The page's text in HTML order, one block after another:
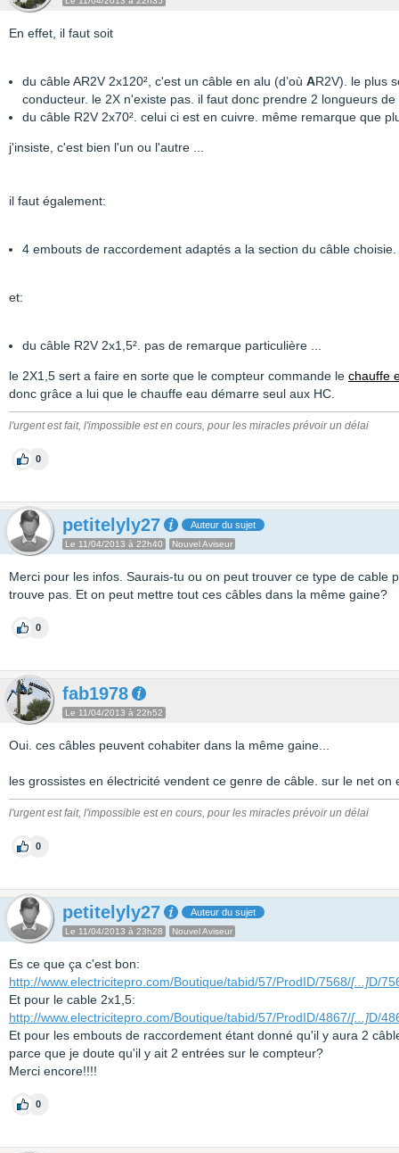
En effet, il faut soit
du câble AR2V 2x120², c'est un câble en alu (d’où AR2V). le plus
conducteur. le 2X n'existe pas. il faut donc prendre 2 longueurs
du câble R2V 2x70². celui ci est en cuivre. même remarque que
j'insiste, c'est bien l'un ou l'autre ...
il faut également:
4 embouts de raccordement adaptés a la section du câble choisie.
et:
du câble R2V 2x1,5². pas de remarque particulière ...
le 2X1,5 sert a faire en sorte que le compteur commande le chauffe
donc grâce a lui que le chauffe eau démarre seul aux HC.
l'urgent est fait, l'impossible est en cours, pour les miracles prévoir un délai
0
petitelyly27 Auteur du sujet
Le 11/04/2013 à 22h40 Nouvel Aviseur
Merci pour les infos. Saurais-tu ou on peut trouver ce type de cable
trouve pas. Et on peut mettre tout ces câbles dans la même gaine?
0
fab1978
Le 11/04/2013 à 22h52
Oui. ces câbles peuvent cohabiter dans la même gaine...
les grossistes en électricité vendent ce genre de câble. sur le net on
l'urgent est fait, l'impossible est en cours, pour les miracles prévoir un délai
0
petitelyly27 Auteur du sujet
Le 11/04/2013 à 23h28 Nouvel Aviseur
Es ce que ça c'est bon:
http://www.electricitepro.com/Boutique/tabid/57/ProdID/7568/[...]D/
Et pour le cable 2x1,5:
http://www.electricitepro.com/Boutique/tabid/57/ProdID/4867/[...]D/
Et pour les embouts de raccordement étant donné qu'il y aura 2
parce que je doute qu'il y ait 2 entrées sur le compteur?
Merci encore!!!!
0